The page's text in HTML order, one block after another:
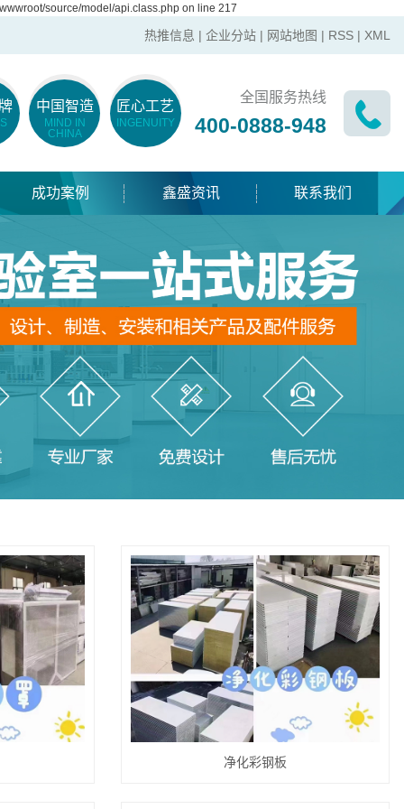
source/model/api.class.php on line 217
热推信息 | 企业分站 | 网站地图 | RSS | XML
中国智造
MIND IN
CHINA
匠心工艺
INGENUITY
全国服务热线
400-0888-948
成功案例 鑫盛资讯 联系我们
净化彩钢板